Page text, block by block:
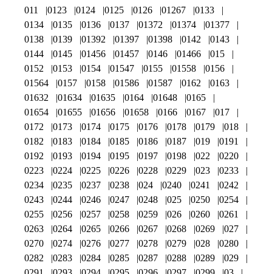
011 0123 0124 0125 0126 01267
0133
0134
0135 0136 0137 01372 01374
01377
0138
0139 01392 01397 01398 0142
0143
0144
0145 01456 01457 0146 01466
015
0152
0153 0154 01547 0155 01558
0156
01564
0157 0158 01586 01587 0162
0163
01632
01634 01635 0164 01648
0165
01654
01655 01656 01658 0166 0167
017
0172
0173 0174 0175 0176 0178 0179
018
0182
0183 0184 0185 0186 0187 019
0191
0192
0193 0194 0195 0197 0198 022
0220
0223
0224 0225 0226 0228 0229 023
0233
0234
0235 0237 0238 024 0240 0241
0242
0243
0244 0246 0247 0248 025 0250
0254
0255
0256 0257 0258 0259 026 0260
0261
0263
0264 0265 0266 0267 0268 0269
027
0270
0274 0276 0277 0278 0279 028
0280
0282
0283 0284 0285 0287 0288 0289
029